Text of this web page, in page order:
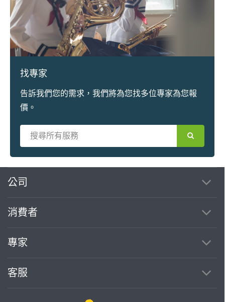
找專家
告訴我們您的需求，我們將為您找多位專家為您報
價。
公司
消費者
專家
客服
繼續完成